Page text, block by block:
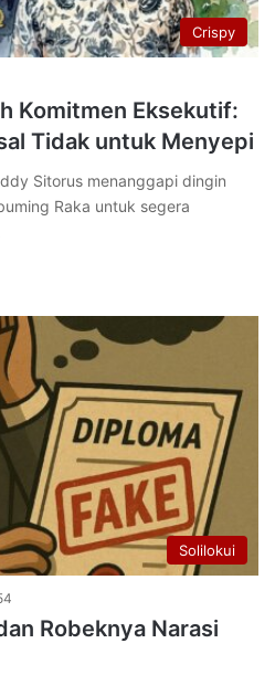
Crispy
Komitmen Eksekutif:
Tidak untuk Menyepi
Sitorus menanggapi dingin
Raka untuk segera
Solilokui
Robeknya Narasi